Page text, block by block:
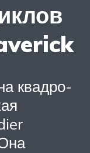
квадро-